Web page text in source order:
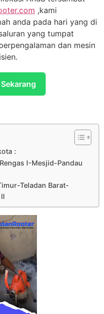
,kami
anda pada hari yang di
yang tumpat
dan mesin
:
I-Mesjid-Pandau
Teladan Barat-